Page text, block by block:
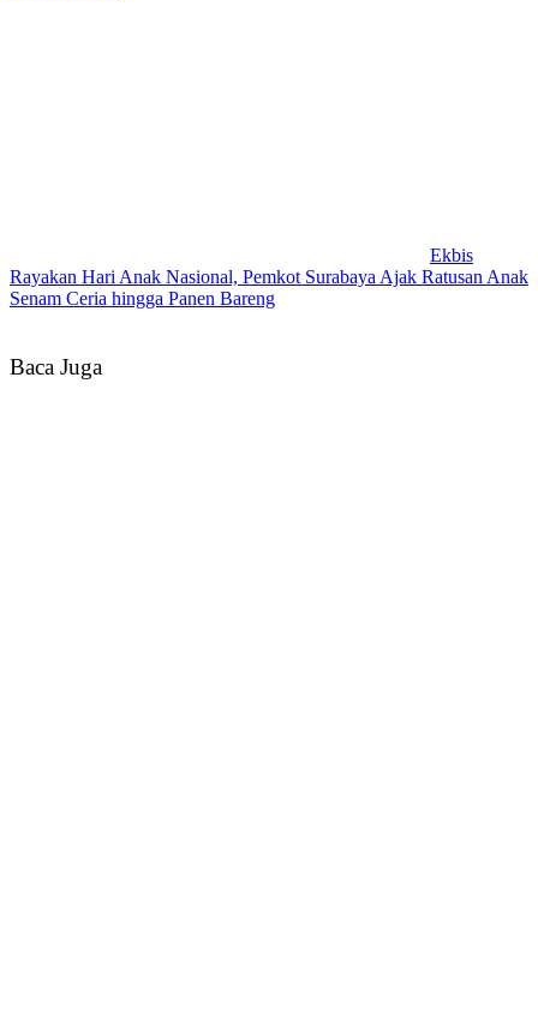
Ekbis
Rayakan Hari Anak Nasional, Pemkot Surabaya Ajak Ratusan Anak
Senam Ceria hingga Panen Bareng
Baca Juga